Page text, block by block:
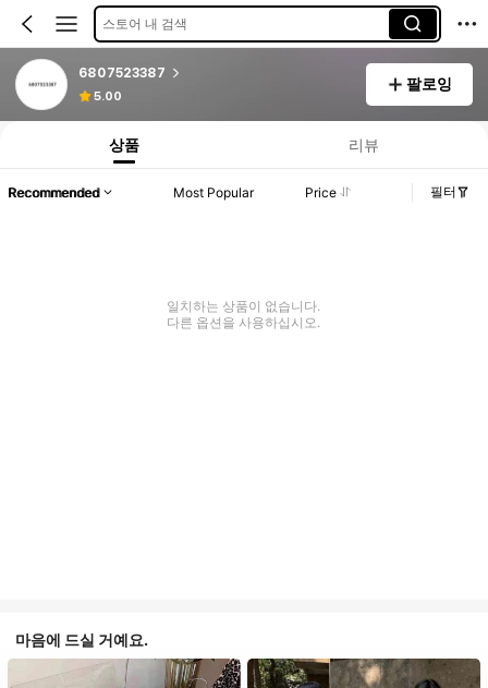
스토어 내 검색
6807523387
5.00
팔로잉
상품 리뷰
Recommended Most Popular Price 필터
일치하는 상품이 없습니다.
다른 옵션을 사용하십시오.
마음에 드실 거예요.